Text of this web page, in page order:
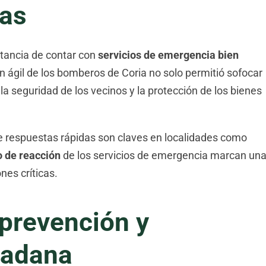
de contar con servicios de emergencia bien
ágil de los bomberos de Coria no solo permitió sofocar
seguridad de los vecinos y la protección de los bienes
rápidas son claves en localidades como
de reacciónde los servicios de emergencia marcan una
críticas.
y